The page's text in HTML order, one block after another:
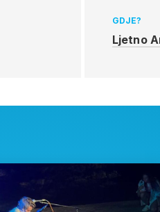
GDJE?
Ljetno